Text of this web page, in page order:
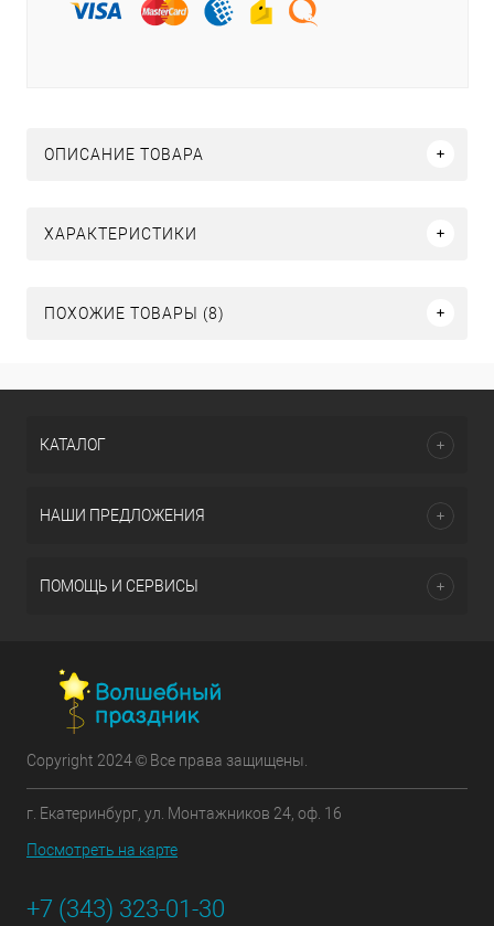
ОПИСАНИЕ ТОВАРА
ХАРАКТЕРИСТИКИ
ПОХОЖИЕ ТОВАРЫ (8)
КАТАЛОГ
НАШИ ПРЕДЛОЖЕНИЯ
ПОМОЩЬ И СЕРВИСЫ
Copyright 2024 © Все права защищены.
г. Екатеринбург, ул. Монтажников 24, оф. 16
Посмотреть на карте
+7 (343) 323-01-30